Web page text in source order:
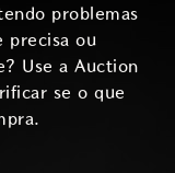
problemas
precisa ou
Use a Auction
se o que